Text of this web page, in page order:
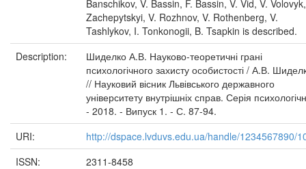
Banschikov, V. Bassin, F. Bassin, V. Vid, V.
Zachepytskyi, V. Rozhnov, V. Rothenberg, V.
Tashlykov, I. Tonkonogii, B. Tsapkin is described.
Description:
Шиделко А.В. Науково-теоретичні грані
психологічного захисту особистості / А.В.
// Науковий вісник Львівського державного
університету внутрішніх справ. Серія
- 2018. - Випуск 1. - С. 87-94.
URI:
http://dspace.lvduvs.edu.ua/handle/1234567890/
ISSN:
2311-8458